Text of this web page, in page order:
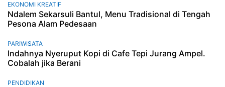
EKONOMI KREATIF
Ndalem Sekarsuli Bantul, Menu Tradisional di Tengah
Pesona Alam Pedesaan
PARIWISATA
Indahnya Nyeruput Kopi di Cafe Tepi Jurang Ampel.
Cobalah jika Berani
PENDIDIKAN